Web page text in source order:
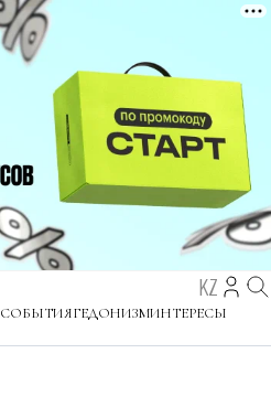
KZ
СОБЫТИЯГЕДОНИЗМИНТЕРЕСЫ